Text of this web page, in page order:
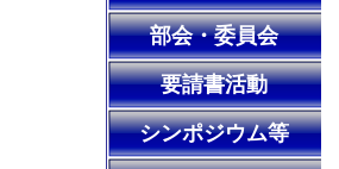
部会・委員会
要請書活動
シンポジウム等